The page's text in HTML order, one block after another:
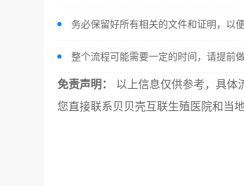
务必保留好所有相关的文件和证明，以
整个流程可能需要一定的时间，请提前做
免责声明：
以上信息仅供参考，具体
您直接联系贝贝壳互联生殖医院和当